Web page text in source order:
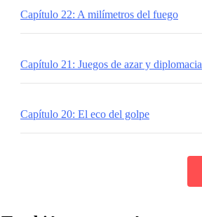
Capítulo 22: A milímetros del fuego
Capítulo 21: Juegos de azar y diplomacia
Capítulo 20: El eco del golpe